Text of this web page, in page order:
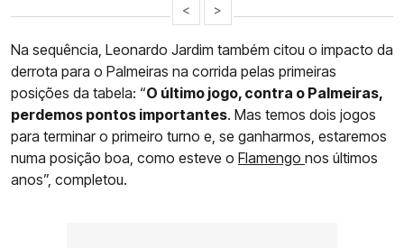
< >
Na sequência, Leonardo Jardim também citou o impacto da
derrota para o Palmeiras na corrida pelas primeiras
posições da tabela: “O último jogo, contra o Palmeiras,
perdemos pontos importantes. Mas temos dois jogos
para terminar o primeiro turno e, se ganharmos, estaremos
numa posição boa, como esteve o Flamengo nos últimos
anos”, completou.